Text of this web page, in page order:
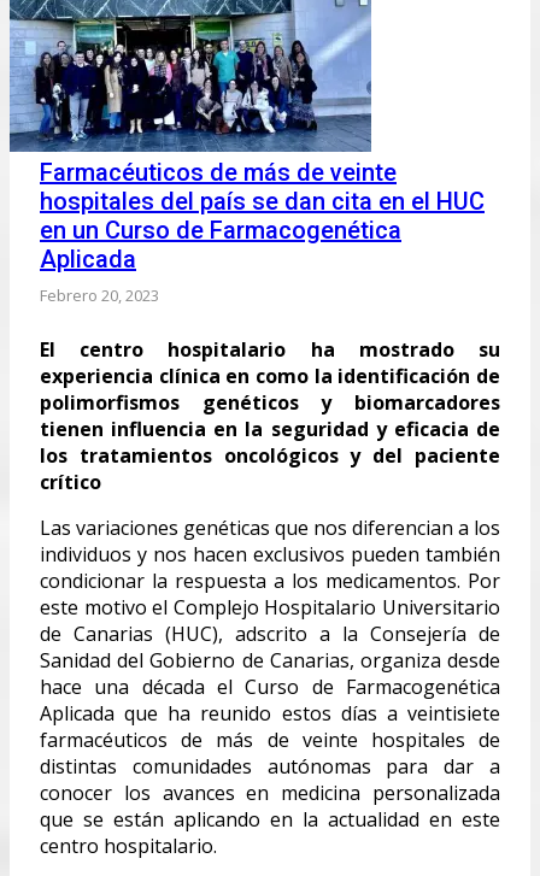
Farmacéuticos de más de veinte
hospitales del país se dan cita en el HUC
en un Curso de Farmacogenética
Aplicada
Febrero 20, 2023
El centro hospitalario ha mostrado su
experiencia clínica en como la identificación de
polimorfismos genéticos y biomarcadores
tienen influencia en la seguridad y eficacia de
los tratamientos oncológicos y del paciente
crítico
Las variaciones genéticas que nos diferencian a los
individuos y nos hacen exclusivos pueden también
condicionar la respuesta a los medicamentos. Por
este motivo el Complejo Hospitalario Universitario
de Canarias (HUC), adscrito a la Consejería de
Sanidad del Gobierno de Canarias, organiza desde
hace una década el Curso de Farmacogenética
Aplicada que ha reunido estos días a veintisiete
farmacéuticos de más de veinte hospitales de
distintas comunidades autónomas para dar a
conocer los avances en medicina personalizada
que se están aplicando en la actualidad en este
centro hospitalario.